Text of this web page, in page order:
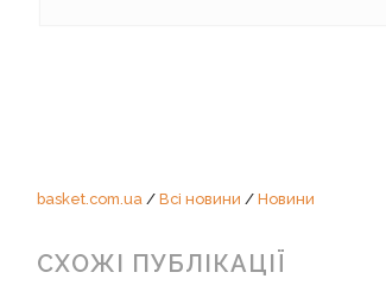
basket.com.ua/ Всі новини / Новини
СХОЖІ ПУБЛІКАЦІЇ